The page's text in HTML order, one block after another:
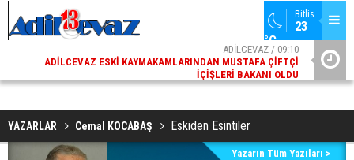
Bitlis
23
°C
ADİLCEVAZ / 09:10
ADILCEVAZ ESKI KAYMAKAMLARINDAN MUSTAFA ÇIFTÇI
İÇIŞLERI BAKANI OLDU
YAZARLAR Cemal KOCABAŞ Eskiden Esintiler
Yazarın Tüm Yazıları >